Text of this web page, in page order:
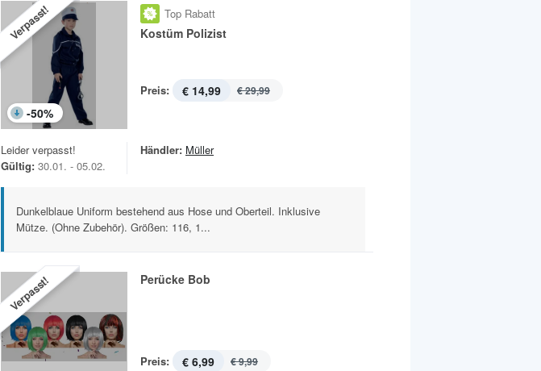
Verpasst!
-50%
Top Rabatt
Kostüm Polizist
Preis: € 14,99 € 29,99
Leider verpasst!
Gültig: 30.01. - 05.02.
Händler: Müller
Dunkelblaue Uniform bestehend aus Hose und Oberteil. Inklusive
Mütze. (Ohne Zubehör). Größen: 116, 1...
Verpasst! Perücke Bob
Preis: € 6,99 € 9,99